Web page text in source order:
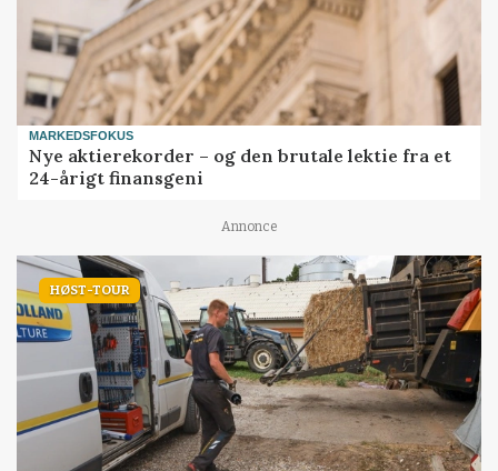
MARKEDSFOKUS
Nye aktierekorder – og den brutale lektie fra et
24-årigt finansgeni
Annonce
HØST-TOUR